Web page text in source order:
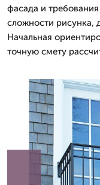
фасада и
сложности рисунка,
Начальная
точную смету